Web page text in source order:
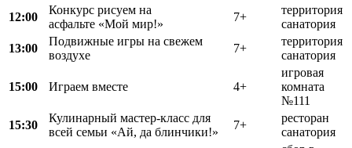
12:00
Конкурс рисуем на
асфальте «Мой мир!»
7+
территория
санатория
13:00
Подвижные игры на свежем
воздухе
7+
территория
санатория
15:00 Играем вместе 4+
игровая
комната
№111
15:30
Кулинарный мастер-класс для
всей семьи «Ай, да блинчики!»
7+
ресторан
санатория